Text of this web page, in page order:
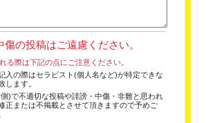
の投稿はご遠慮ください。
る際は下記の点にご注意ください。
入の際はセラピスト(個人名など)が特定できな
します。
)で不適切な投稿や誹謗・中傷・非難と思われ
正または不掲載とさせて頂きますので予めご